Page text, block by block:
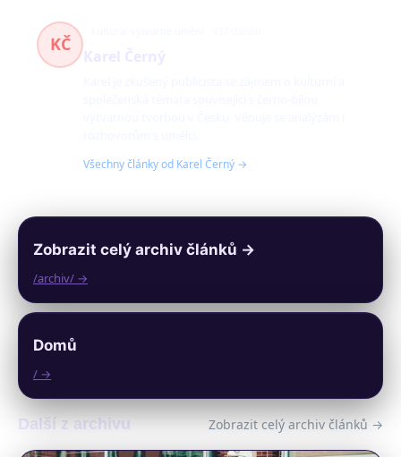
KČ
Všechny články od Karel Černý →
Zobrazit celý archiv článků →
/archiv/ →
Domů
/ →
Další z archivu Zobrazit celý archiv článků →